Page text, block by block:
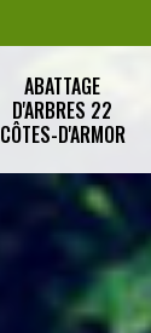
ABATTAGE
D'ARBRES 22
CÔTES-D'ARMOR